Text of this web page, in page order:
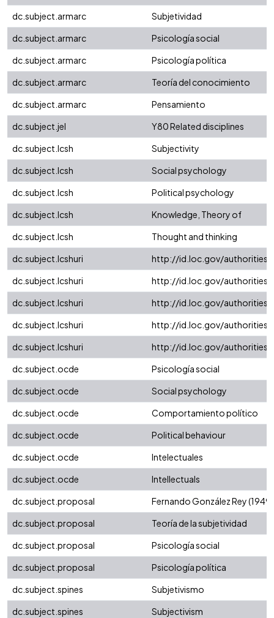
dc.subject.armarc
Subjetividad
dc.subject.armarc
Psicología social
dc.subject.armarc
Psicología política
dc.subject.armarc
Teoría del conocimiento
dc.subject.armarc
Pensamiento
dc.subject.jel
Y80 Related disciplines
dc.subject.lcsh
Subjectivity
dc.subject.lcsh
Social psychology
dc.subject.lcsh
Political psychology
dc.subject.lcsh
Knowledge, Theory of
dc.subject.lcsh
Thought and thinking
dc.subject.lcshuri
http://id.loc.gov/authorities/
dc.subject.lcshuri
http://id.loc.gov/authorities/
dc.subject.lcshuri
http://id.loc.gov/authorities/
dc.subject.lcshuri
http://id.loc.gov/authorities/
dc.subject.lcshuri
http://id.loc.gov/authorities/
dc.subject.ocde
Psicología social
dc.subject.ocde
Social psychology
dc.subject.ocde
Comportamiento político
dc.subject.ocde
Political behaviour
dc.subject.ocde
Intelectuales
dc.subject.ocde
Intellectuals
dc.subject.proposal
Fernando González Rey
dc.subject.proposal
Teoría de la subjetividad
dc.subject.proposal
Psicología social
dc.subject.proposal
Psicología política
dc.subject.spines
Subjetivismo
dc.subject.spines
Subjectivism